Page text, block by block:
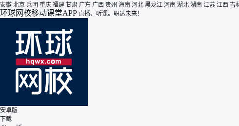
安徽 北京 兵团 重庆 福建 甘肃 广东 广西 贵州 海南 河北 黑龙江 河南 湖北 湖南 江苏 江西 吉
环球网校移动课堂APP 直播、听课。职达未来！
安卓版
下载